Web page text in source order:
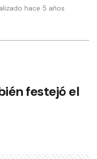
hace 5 años
festejó el